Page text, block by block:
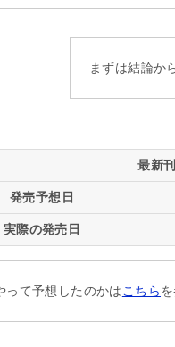
まずは結論か
最新
発売予想日
実際の発売日
って予想したのかは こちら